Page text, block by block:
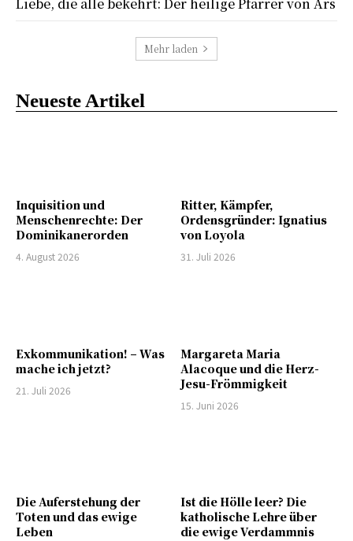
Neueste Artikel
Inquisition und
Menschenrechte: Der
Dominikanerorden
4. August 2026
Ritter, Kämpfer,
Ordensgründer: Ignatius
von Loyola
31. Juli 2026
Exkommunikation! – Was
mache ich jetzt?
21. Juli 2026
Margareta Maria
Alacoque und die Herz-
Jesu-Frömmigkeit
15. Juni 2026
Die Auferstehung der
Toten und das ewige
Leben
Ist die Hölle leer? Die
katholische Lehre über
die ewige Verdammnis
Mehr laden